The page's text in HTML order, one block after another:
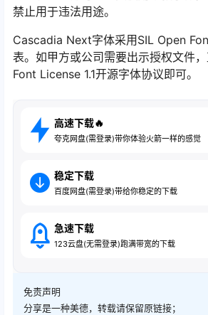
禁止用于违法用途。
Cascadia Next字体采用SIL Open
表。如甲方或公司需要出示授权文件
Font License 1.1开源字体协议即可。
高速下载🔥
夸克网盘(需登录)带你体验火箭一样的感觉
稳定下载
百度网盘(需登录)带给你稳定的下载
急速下载
123云盘(无需登录)跑满带宽的下载
免责声明
分享是一种美德，转载请保留原链接；